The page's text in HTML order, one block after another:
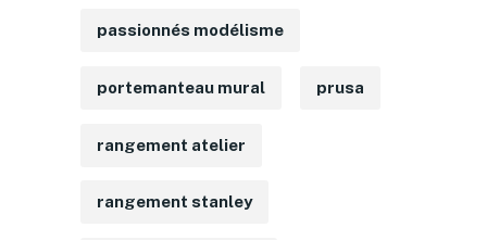
passionnés modélisme
portemanteau mural prusa
rangement atelier
rangement stanley